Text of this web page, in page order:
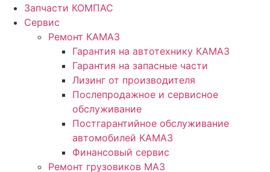
Запчасти КОМПАС
Сервис
Ремонт КАМАЗ
Гарантия на автотехнику КАМАЗ
Гарантия на запасные части
Лизинг от производителя
Послепродажное и сервисное
обслуживание
Постгарантийное обслуживание
автомобилей КАМАЗ
Финансовый сервис
Ремонт грузовиков МАЗ